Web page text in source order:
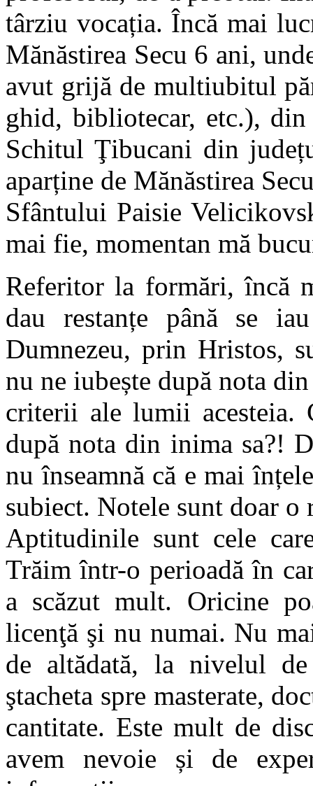
târziu vocația. Încă mai
Mănăstirea Secu 6 ani,
avut grijă de multiubitul
ghid, bibliotecar, etc.),
Schitul Ţibucani din
aparține de Mănăstirea
Sfântului Paisie
mai fie, momentan mă
Referitor la formări, încă
dau restanțe până se
Dumnezeu, prin Hristos,
nu ne iubește după nota
criterii ale lumii acesteia.
după nota din inima sa?!
nu înseamnă că e mai
subiect. Notele sunt doar o
Aptitudinile sunt cele
Trăim într-o perioadă în
a scăzut mult. Oricine
licenţă şi nu numai. Nu
de altădată, la nivelul
ştacheta spre masterate,
cantitate. Este mult de
avem nevoie și de